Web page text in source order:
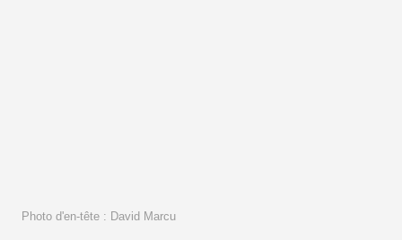
Photo d'en-tête : David Marcu